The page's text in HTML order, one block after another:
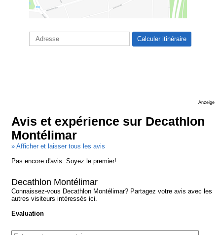
Anzeige
Avis et expérience sur Decathlon
Montélimar
» Afficher et laisser tous les avis
Pas encore d'avis. Soyez le premier!
Decathlon Montélimar
Connaissez-vous Decathlon Montélimar? Partagez votre avis avec les
autres visiteurs intéressés ici.
Evaluation